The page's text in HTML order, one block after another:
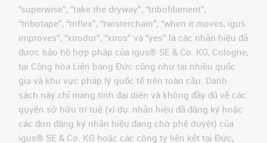
“superwise”, “take the dryway”, “tribofilament”,
“tribotape”, “triflex”, “twisterchain”, “when it moves, igus
improves”, “xirodur”, “xiros” và “yes” là các nhãn hiệu đã
được bảo hộ hợp pháp của igus® SE & Co. KG, Cologne,
tại Cộng hòa Liên bang Đức cũng như tại nhiều quốc
gia và khu vực pháp lý quốc tế trên toàn cầu. Danh
sách này chỉ mang tính đại diện và không đầy đủ về các
quyền sở hữu trí tuệ (ví dụ: nhãn hiệu đã đăng ký hoặc
các đơn đăng ký nhãn hiệu đang chờ phê duyệt) của
igus® SE & Co. KG hoặc các công ty liên kết tại Đức,